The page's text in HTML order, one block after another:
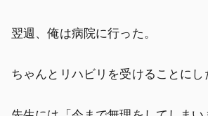
翌週、俺は病院に行った。
ちゃんとリハビリを受けることにし